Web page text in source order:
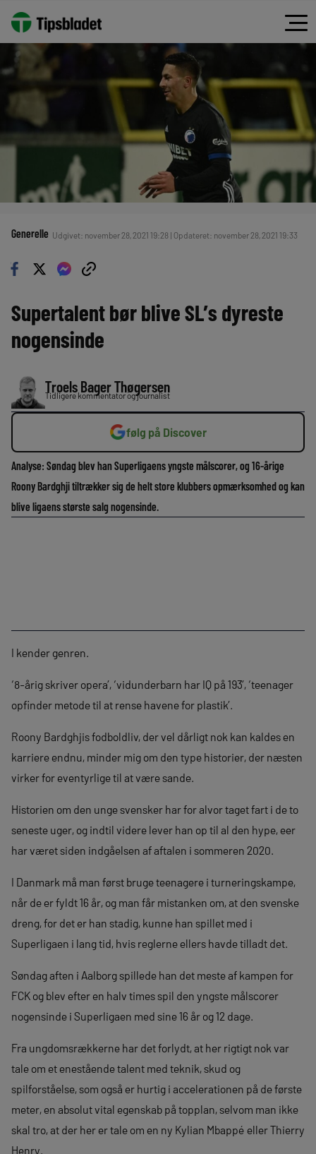
Generelle Udgivet: november 28, 2021 19:28 | Opdateret: november 28, 2021 19:33
Supertalent bør blive SL’s dyreste
nogensinde
Troels Bager Thøgersen
Tidligere kommentator og journalist
følg på Discover
Analyse: Søndag blev han Superligaens yngste målscorer, og 16-årige
Roony Bardghji tiltrækker sig de helt store klubbers opmærksomhed og kan
blive ligaens største salg nogensinde.
I kender genren.
‘8-årig skriver opera’, ‘vidunderbarn har IQ på 193’, ‘teenager
opfinder metode til at rense havene for plastik’.
Roony Bardghjis fodboldliv, der vel dårligt nok kan kaldes en
karriere endnu, minder mig om den type historier, der næsten
virker for eventyrlige til at være sande.
Historien om den unge svensker har for alvor taget fart i de to
seneste uger, og indtil videre lever han op til al den hype, eer
har været siden indgåelsen af aftalen i sommeren 2020.
I Danmark må man først bruge teenagere i turneringskampe,
når de er fyldt 16 år, og man får mistanken om, at den svenske
dreng, for det er han stadig, kunne han spillet med i
Superligaen i lang tid, hvis reglerne ellers havde tilladt det.
Søndag aften i Aalborg spillede han det meste af kampen for
FCK og blev efter en halv times spil den yngste målscorer
nogensinde i Superligaen med sine 16 år og 12 dage.
Fra ungdomsrækkerne har det forlydt, at her rigtigt nok var
tale om et enestående talent med teknik, skud og
spilforståelse, som også er hurtig i accelerationen på de første
meter, en absolut vital egenskab på topplan, selvom man ikke
skal tro, at der her er tale om en ny Kylian Mbappé eller Thierry
Henry.